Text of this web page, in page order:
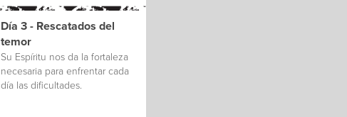
Día 3 - Rescatados del
temor
Su Espíritu nos da la fortaleza
necesaria para enfrentar cada
día las dificultades.